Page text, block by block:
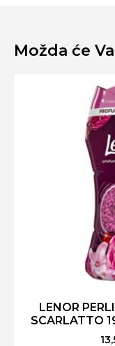
Možda će
LENOR
SCARLATTO